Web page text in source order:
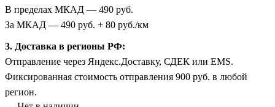
В пределах МКАД — 490 руб.
За МКАД — 490 руб. + 80 руб./км
3. Доставка в регионы РФ:
Отправление через Яндекс.Доставку, СДЕК или EMS.
Фиксированная стоимость отправления 900 руб. в любой
регион.